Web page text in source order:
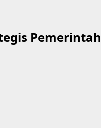
Pemerintah